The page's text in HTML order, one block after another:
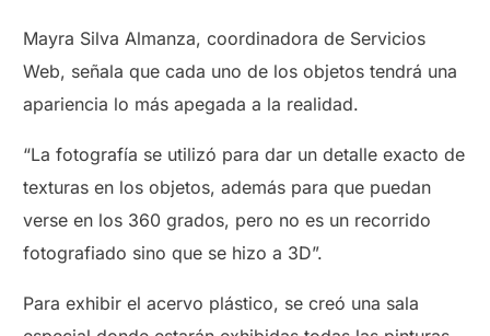
Mayra Silva Almanza, coordinadora de Servicios
Web, señala que cada uno de los objetos tendrá una
apariencia lo más apegada a la realidad.
“La fotografía se utilizó para dar un detalle exacto de
texturas en los objetos, además para que puedan
verse en los 360 grados, pero no es un recorrido
fotografiado sino que se hizo a 3D”.
Para exhibir el acervo plástico, se creó una sala